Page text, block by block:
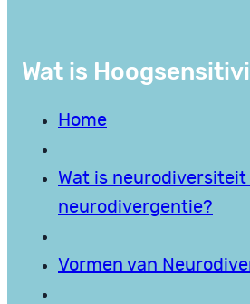
Wat is
Home
Wat is neurodiversiteit
neurodivergentie?
Vormen van